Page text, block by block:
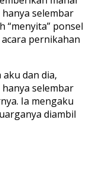
selembar
“menyita” ponsel
pernikahan
dan dia,
selembar
Ia mengaku
diambil